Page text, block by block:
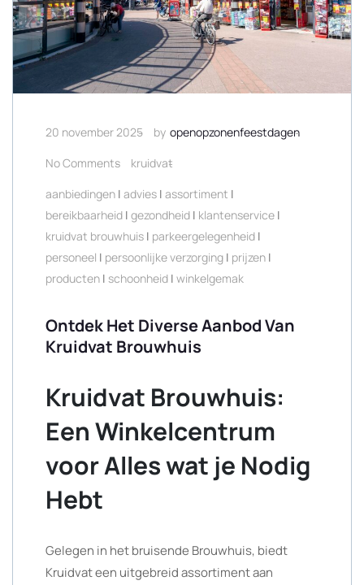
20 november 2025 by openopzonenfeestdagen
No Comments
kruidvat
aanbiedingen | advies | assortiment |
bereikbaarheid | gezondheid | klantenservice |
kruidvat brouwhuis | parkeergelegenheid |
personeel | persoonlijke verzorging | prijzen |
producten | schoonheid | winkelgemak
Ontdek Het Diverse Aanbod Van
Kruidvat Brouwhuis
Kruidvat Brouwhuis:
Een Winkelcentrum
voor Alles wat je Nodig
Hebt
Gelegen in het bruisende Brouwhuis, biedt
Kruidvat een uitgebreid assortiment aan